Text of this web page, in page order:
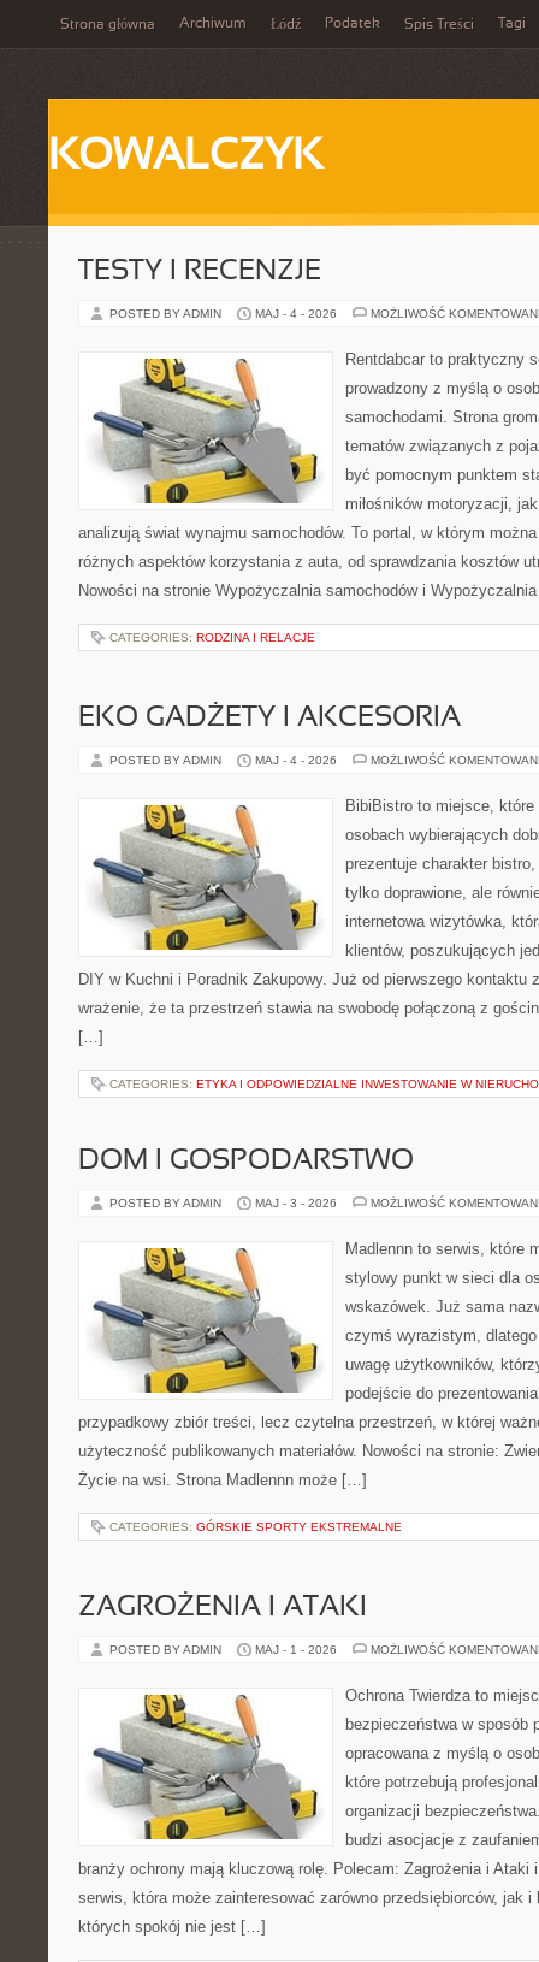
Strona główna Archiwum Łódź Podatek Spis Treści Tagi
KOWALCZYK
TESTY I RECENZJE
POSTED BY ADMIN MAJ - 4 - 2026 MOŻLIWOŚĆ
Rentdabcar to praktyczny
prowadzony z myślą o
samochodami. Strona
tematów związanych z
być pomocnym punktem
miłośników motoryzacji,
analizują świat wynajmu samochodów. To portal, w którym
różnych aspektów korzystania z auta, od sprawdzania kosztów
Nowości na stronie Wypożyczalnia samochodów i
CATEGORIES: RODZINA I RELACJE
EKO GADŻETY I AKCESORIA
POSTED BY ADMIN MAJ - 4 - 2026 MOŻLIWOŚĆ
BibiBistro to miejsce, które
osobach wybierających
prezentuje charakter
tylko doprawione, ale
internetowa wizytówka,
klientów, poszukujących
DIY w Kuchni i Poradnik Zakupowy. Już od pierwszego kontaktu
wrażenie, że ta przestrzeń stawia na swobodę połączoną z
[…]
CATEGORIES: ETYKA I ODPOWIEDZIALNE INWESTOWANIE W
DOM I GOSPODARSTWO
POSTED BY ADMIN MAJ - 3 - 2026 MOŻLIWOŚĆ
Madlennn to serwis, które
stylowy punkt w sieci dla
wskazówek. Już sama
czymś wyrazistym,
uwagę użytkowników,
podejście do
przypadkowy zbiór treści, lecz czytelna przestrzeń, w której
użyteczność publikowanych materiałów. Nowości na stronie:
Życie na wsi. Strona Madlennn może […]
CATEGORIES: GÓRSKIE SPORTY EKSTREMALNE
ZAGROŻENIA I ATAKI
POSTED BY ADMIN MAJ - 1 - 2026 MOŻLIWOŚĆ
Ochrona Twierdza to
bezpieczeństwa w sposób
opracowana z myślą o
które potrzebują
organizacji
budzi asocjacje z
branży ochrony mają kluczową rolę. Polecam: Zagrożenia i Ataki
serwis, która może zainteresować zarówno przedsiębiorców, jak
których spokój nie jest […]